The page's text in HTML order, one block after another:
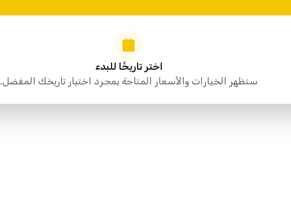
اختر تاريخًا للبدء
ستظهر الخيارات والأسعار المتاحة بمجرد اختيار تاريخك المفضل.